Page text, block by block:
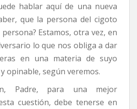
hablar aquí de una nueva
que la persona del cigoto
Estamos, otra vez, en
lo que nos obliga a dar
en una materia de suyo
opinable, según veremos.
Padre, para una mejor
cuestión, debe tenerse en